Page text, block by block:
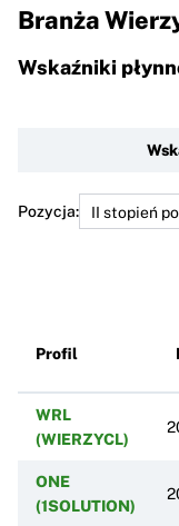
Branża
Wskaźniki
Pozycja:
Profil
WRL
(WIERZYCL)
ONE
(1SOLUTION)